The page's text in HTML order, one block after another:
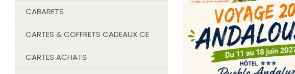
CABARETS
CARTES & COFFRETS CADEAUX CE
CARTES ACHATS